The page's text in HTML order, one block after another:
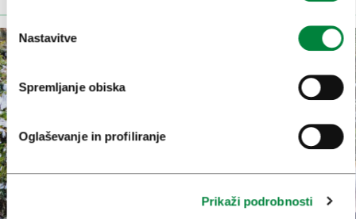
Nastavitve
Spremljanje obiska
Oglaševanje in profiliranje
Prikaži podrobnosti